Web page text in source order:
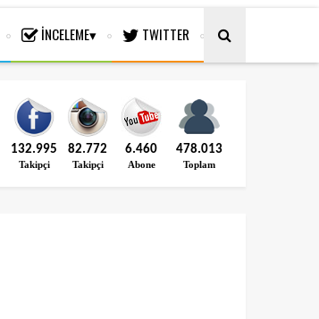
İNCELEME TWITTER
132.995
Takipçi
82.772
Takipçi
6.460
Abone
478.013
Toplam